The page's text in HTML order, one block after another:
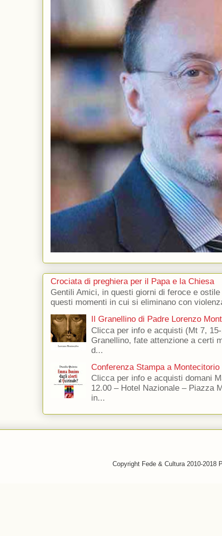
Crociata di preghiera per il Papa e la Chiesa
Gentili Amici, in questi giorni di feroce e
questi momenti in cui si eliminano con
Il Granellino di Padre Lorenzo
Clicca per info e acquisti (Mt 7,
Granellino, fate attenzione a certi
d...
Conferenza Stampa a Montecitorio
Clicca per info e acquisti domani
12.00 – Hotel Nazionale – Piazza
in...
Copyright Fede & Cultura 2010-2018